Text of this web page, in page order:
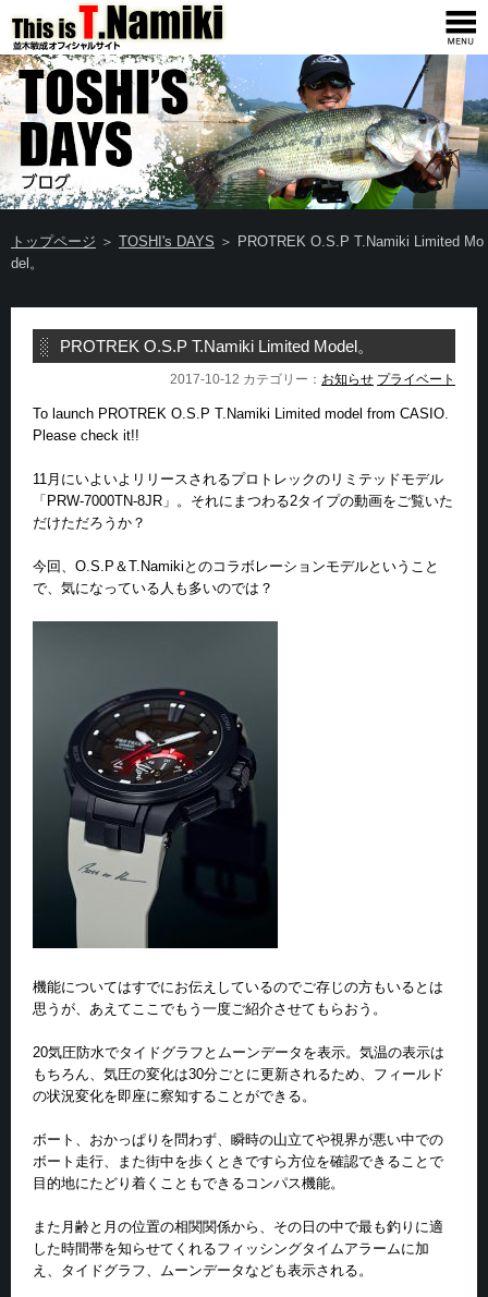
トップページ ＞ TOSHI's DAYS ＞ PROTREK O.S.P T.Namiki Limited Mo
del。
PROTREK O.S.P T.Namiki Limited Model。
2017-10-12 カテゴリー： お知らせ プライベート
To launch PROTREK O.S.P T.Namiki Limited model from CASIO.
Please check it!!
11月にいよいよリリースされるプロトレックのリミテッドモデル
「PRW-7000TN-8JR」。それにまつわる2タイプの動画をご覧いた
だけただろうか？
今回、O.S.P＆T.Namikiとのコラボレーションモデルということ
で、気になっている人も多いのでは？
機能についてはすでにお伝えしているのでご存じの方もいるとは
思うが、あえてここでもう一度ご紹介させてもらおう。
20気圧防水でタイドグラフとムーンデータを表示。気温の表示は
もちろん、気圧の変化は30分ごとに更新されるため、フィールド
の状況変化を即座に察知することができる。
ボート、おかっぱりを問わず、瞬時の山立てや視界が悪い中での
ボート走行、また街中を歩くときですら方位を確認できることで
目的地にたどり着くこともできるコンパス機能。
また月齢と月の位置の相関関係から、その日の中で最も釣りに適
した時間帯を知らせてくれるフィッシングタイムアラームに加
え、タイドグラフ、ムーンデータなども表示される。